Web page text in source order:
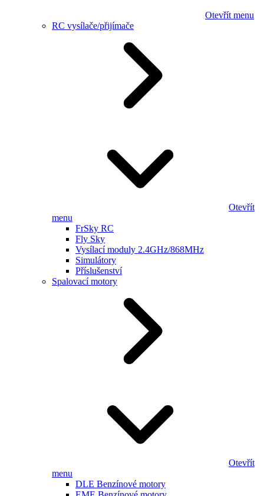
Otevřít menu
RC vysílače/přijímače
Otevřít
menu
FrSky RC
Fly Sky
Vysílací moduly 2.4GHz/868MHz
Simulátory
Příslušenství
Spalovací motory
Otevřít
menu
DLE Benzínové motory